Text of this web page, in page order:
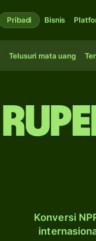
Pribadi Bisnis
Telusuri mata uang
Konversi